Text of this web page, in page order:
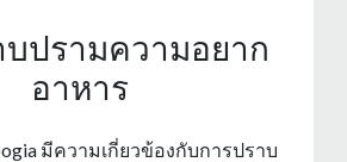
บปรามความอยาก
อาหาร
มีความเกี่ยวข้องกับการปราบ